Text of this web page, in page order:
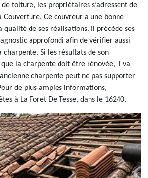
toiture, les propriétaires s’adressent de
Couverture. Ce couvreur a une bonne
qualité de ses réalisations. Il précède ses
approfondi afin de vérifier aussi
Si les résultats de son
la charpente doit être rénovée, il va
charpente peut ne pas supporter
de plus amples informations,
à La Foret De Tesse, dans le 16240.